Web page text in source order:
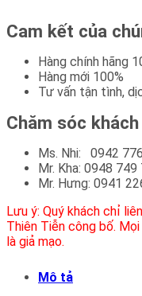
Cam kết của
Hàng chính hãng
Hàng mới 100%
Tư vấn tận tình,
Chăm sóc
Ms. Nhi: 0942
Mr. Kha: 0948 749
Mr. Hưng: 0941
Lưu ý: Quý khách chỉ
Thiên Tiễn công bố.
là giả mạo.
Mô tả